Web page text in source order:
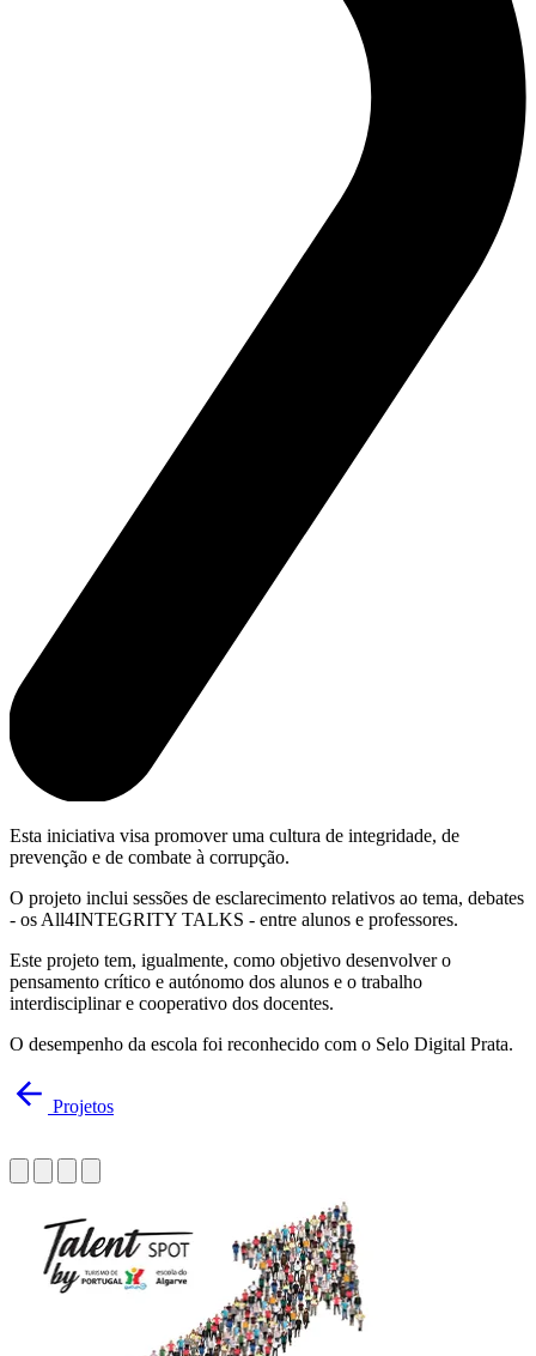
Esta iniciativa visa promover uma cultura de integridade, de
prevenção e de combate à corrupção.
O projeto inclui sessões de esclarecimento relativos ao tema, debates
- os All4INTEGRITY TALKS - entre alunos e professores.
Este projeto tem, igualmente, como objetivo desenvolver o
pensamento crítico e autónomo dos alunos e o trabalho
interdisciplinar e cooperativo dos docentes.
O desempenho da escola foi reconhecido com o Selo Digital Prata.
Projetos